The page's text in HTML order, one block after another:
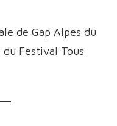
de Gap Alpes du
Festival Tous